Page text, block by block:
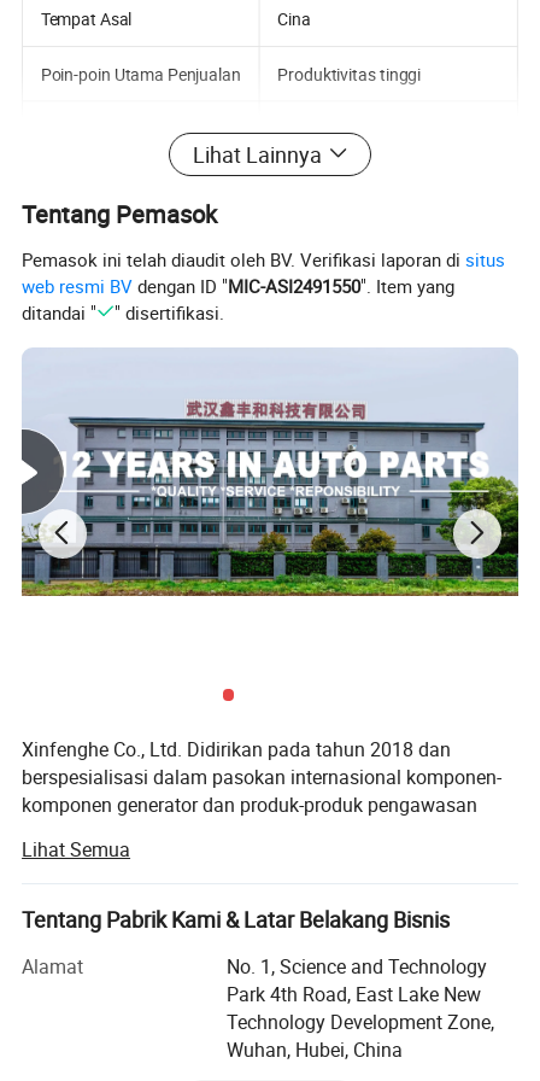
Tempat Asal Cina
Poin-poin Utama Penjualan Produktivitas tinggi
Pemeriksaan video keluar Disediakan
DAYA TUCHANG
Berkemas Karton
Kualitas Kualitas
Suku Cadang otomotif
Produk lainnya
Lihat Lainnya
Tentang Pemasok
Pemasok ini telah diaudit oleh BV. Verifikasi laporan disitus
web resmi BV dengan ID "MIC-ASI2491550". Item yang
ditandai "
" disertifikasi.
Xinfenghe Co., Ltd. Didirikan pada tahun 2018 dan
berspesialisasi dalam pasokan internasional komponen-
komponen generator dan produk-produk pengawasan
manufaktur yang berkualitas di seluruh Cina, sehingga
memberi pelanggan produk dan harga yang kompetitif.
Jajaran produk utama kami meliputi kontroler generator,
regulator tegangan otomatis (AVRent), solenoid penghenti,
sensor, kontroler ATS, panel kontrol, pompa air, meteran,
dan komponen elektrik dan mekanis lain yang terkait
Lihat Semua
Tentang Pabrik Kami & Latar Belakang Bisnis
Alamat
No. 1, Science and Technology
Park 4th Road, East Lake New
Technology Development Zone,
Wuhan, Hubei, China